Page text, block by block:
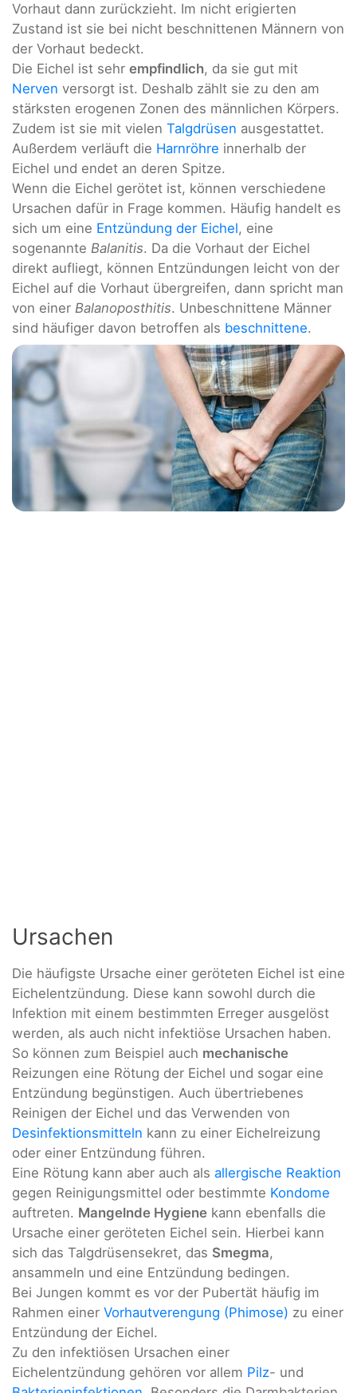
Vorhaut dann zurückzieht. Im nicht erigierten
Zustand ist sie bei nicht beschnittenen Männern von
der Vorhaut bedeckt.
Die Eichel ist sehr empfindlich, da sie gut mit
Nerven versorgt ist. Deshalb zählt sie zu den am
stärksten erogenen Zonen des männlichen Körpers.
Zudem ist sie mit vielen Talgdrüsen ausgestattet.
Außerdem verläuft die Harnröhre innerhalb der
Eichel und endet an deren Spitze.
Wenn die Eichel gerötet ist, können verschiedene
Ursachen dafür in Frage kommen. Häufig handelt es
sich um eine Entzündung der Eichel, eine
sogenannte Balanitis. Da die Vorhaut der Eichel
direkt aufliegt, können Entzündungen leicht von der
Eichel auf die Vorhaut übergreifen, dann spricht man
von einer Balanoposthitis. Unbeschnittene Männer
sind häufiger davon betroffen als beschnittene.
Ursachen
Die häufigste Ursache einer geröteten Eichel ist eine
Eichelentzündung. Diese kann sowohl durch die
Infektion mit einem bestimmten Erreger ausgelöst
werden, als auch nicht infektiöse Ursachen haben.
So können zum Beispiel auch mechanische
Reizungen eine Rötung der Eichel und sogar eine
Entzündung begünstigen. Auch übertriebenes
Reinigen der Eichel und das Verwenden von
Desinfektionsmitteln kann zu einer Eichelreizung
oder einer Entzündung führen.
Eine Rötung kann aber auch als allergische Reaktion
gegen Reinigungsmittel oder bestimmte Kondome
auftreten. Mangelnde Hygiene kann ebenfalls die
Ursache einer geröteten Eichel sein. Hierbei kann
sich das Talgdrüsensekret, das Smegma,
ansammeln und eine Entzündung bedingen.
Bei Jungen kommt es vor der Pubertät häufig im
Rahmen einer Vorhautverengung (Phimose) zu einer
Entzündung der Eichel.
Zu den infektiösen Ursachen einer
Eichelentzündung gehören vor allem Pilz- und